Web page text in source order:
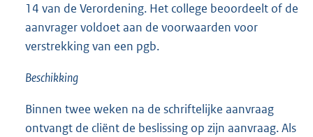
14 van de Verordening. Het college beoordeelt of de
aanvrager voldoet aan de voorwaarden voor
verstrekking van een pgb.
Beschikking
Binnen twee weken na de schriftelijke aanvraag
ontvangt de cliënt de beslissing op zijn aanvraag. Als